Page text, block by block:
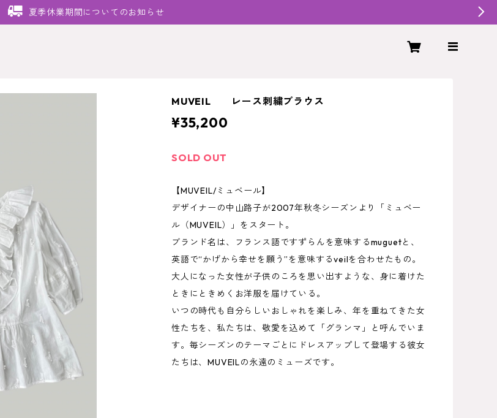
夏季休業期間についてのお知らせ
MUVEIL レース刺繍ブラウス
¥35,200
SOLD OUT
【MUVEIL/ミュベール】
デザイナーの中山路子が2007年秋冬シーズンより「ミュベー
ル（MUVEIL）」をスタート。
ブランド名は、フランス語ですずらんを意味するmuguetと、
英語で“かげから幸せを願う”を意味するveilを合わせたもの。
大人になった女性が子供のころを思い出すような、身に着けた
ときにときめくお洋服を届けている。
いつの時代も自分らしいおしゃれを楽しみ、年を重ねてきた女
性たちを、私たちは、敬愛を込めて「グランマ」と呼んでいま
す。毎シーズンのテーマごとにドレスアップして登場する彼女
たちは、MUVEILの永遠のミューズです。